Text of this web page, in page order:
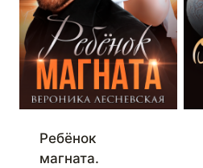
Ребёнок
магната.